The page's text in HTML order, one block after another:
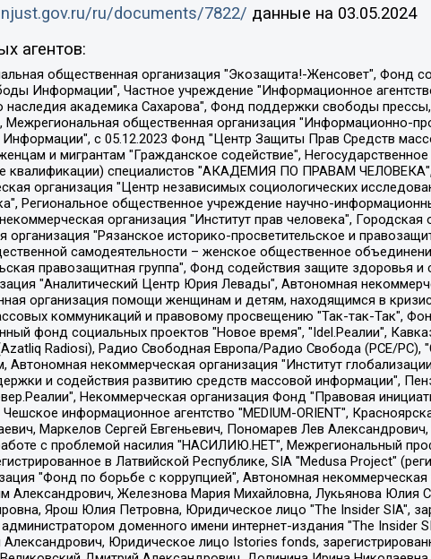
ru/documents/7822/ данные на 03.05.2024
агентов:
просветительское и правозащитное общество "Мемориал" (Рязанский Мемориал), Челябинский региональный орган общественной самодеятельности – женское общественное объединение "Женщины Евразии", Челябинский региональный орган общественной самодеятельности "Уральская правозащитная группа", Фонд содействия защите здоровья и социальной справедливости имени Андрея Рылькова, Автономная Некоммерческая Организация "Аналитический Центр Юрия Левады", Автономная некоммерческая организация социальной поддержки населения "Проект Апрель", Региональная общественная организация помощи женщинам и детям, находящимся в кризисной ситуации "Информационно-методический центр "Анна", Фонд содействия развитию массовых коммуникаций и правовому просвещению "Так-так-Так", Фонд содействия устойчивому развитию "Серебряная тайга", Свердловский региональный общественный фонд социальных проектов "Новое время", "Idel.Реалии", Кавказ.Реалии, Крым.Реалии, Телеканал Настоящее Время, Татаро-башкирская служба Радио Свобода (Azatliq Radiosi), Радио Свободная Европа/Радио Свобода (PCE/PC), "Сибирь.Реалии", "Фактограф", Благотворительный фонд помощи осужденным и их семьям, Автономная некоммерческая организация "Институт глобализации и социальных движений", Фонд "В защиту прав заключенных", Частное учреждение "Центр поддержки и содействия развитию средств массовой информации", Пензенский региональный общественный благотворительный фонд "Гражданский союз", "Север.Реалии", Некоммерческая организация Фонд "Правовая инициатива", Общество с ограниченной ответственностью "Радио Свободная Европа/Радио Свобода", Чешское информационное агентство "MEDIUM-ORIENT", Красноярская региональная общественная организация "Мы против СПИДа", Камалягин Денис Николаевич, Маркелов Сергей Евгеньевич, Пономарев Лев Александрович, Савицкая Людмила Алексеевна, Автономная некоммерческая организация "Центр по работе с проблемой насилия "НАСИЛИЮ.НЕТ", Межрегиональный профессиональный союз работников здравоохранения "Альянс врачей", Юридическое лицо, зарегистрированное в Латвийской Республике, SIA "Medusa Project" (регистрационный номер 40103797863, дата регистрации 10.06.2014), Некоммерческая организация "Фонд по борьбе с коррупцией", Автономная некоммерческая организация "Институт права и публичной политики", Баданин Роман Сергеевич, Гликин Максим Александрович, Железнова Мария Михайловна, Лукьянова Юлия Сергеевна, Маетная Елизавета Витальевна, Маняхин Петр Борисович, Чуракова Ольга Владимировна, Ярош Юлия Петровна, Юридическое лицо "The Insider SIA", зарегистрированное в Риге, Латвийская Республика (дата регистрации 26.06.2015), являющееся администратором доменного имени интернет-издания "The Insider SIA", https://theins.ru, Постернак Алексей Евгеньевич, Рубин Михаил Аркадьевич, Анин Роман Александрович, Юридическое лицо Istories fonds, зарегистрированное в Латвийской Республике (регистрационный номер 50008295751, дата регистрации 24.02.2020), Великовский Дмитрий Александрович, Долинина Ирина Николаевна, Мароховская Алеся Алексеевна, Шлейнов Роман Юрьевич, Шмагун Олеся Валентиновна, Общество с ограниченной ответственностью "Альтаир 2021", Общество с ограниченной ответственностью "Вега 2021", Общество с ограниченной ответственностью "Главный редактор 2021", Общество с ограниченной ответственностью "Ромашки монолит", Важенков Артем Валерьевич, Ивановская областная общественная организация "Центр гендерных исследований", Гурман Юрий Альбертович, Медиапроект "ОВД-Инфо", Егоров Владимир Владимирович, Жилинский Владимир Александрович, Общество с ограниченной ответственностью "ЗП", Иванова София Юрьевна, Карезина Инна Павловна, Кильтау Екатерина Викторовна, Петров Алексей Викторович, Пискунов Сергей Евгеньевич, Смирнов Сергей Сергеевич, Тихонов Михаил Сергеевич, Общество с ограниченной ответственностью "ЖУРНАЛИСТ-ИНОСТРАННЫЙ АГЕНТ", Арапова Галина Юрьевна, Вольтская Татьяна Анатольевна, Американская компания "Mason G.E.S. Anonymous Foundation" (США),